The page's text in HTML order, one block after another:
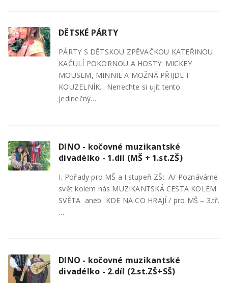
DĚTSKÉ PÁRTY
PÁRTY S DĚTSKOU ZPĚVAČKOU KATEŘINOU
KAČULÍ POKORNOU A HOSTY: MICKEY
MOUSEM, MINNIE A MOŽNÁ PŘIJDE I
KOUZELNÍK... Nenechte si ujít tento
jedinečný…
DINO - kočovné muzikantské
divadélko - 1.díl (MŠ + 1.st.ZŠ)
I. Pořady pro MŠ a I.stupeň ZŠ: A/ Poznáváme
svět kolem nás MUZIKANTSKÁ CESTA KOLEM
SVĚTA aneb KDE NA CO HRAJÍ / pro MŠ – 3.tř.
…
DINO - kočovné muzikantské
divadélko - 2.díl (2.st.ZŠ+SŠ)